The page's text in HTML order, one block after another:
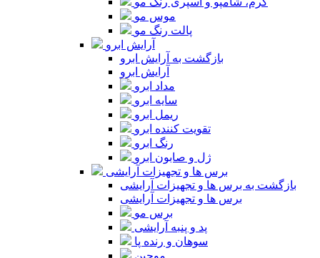
موس مو
پالت رنگ مو
آرایش ابرو
بازگشت به آرایش ابرو
آرایش ابرو
مداد ابرو
سایه ابرو
ریمل ابرو
تقویت کننده ابرو
رنگ ابرو
ژل و صابون ابرو
برس ها و تجهیزات آرایشی
بازگشت به برس ها و تجهیزات آرایشی
برس ها و تجهیزات آرایشی
برس مو
پد و پنبه آرایشی
سوهان و رنده پا
موچین